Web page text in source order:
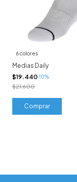
6 colores
Medias Daily
$19.440 10%
$21.600
Comprar